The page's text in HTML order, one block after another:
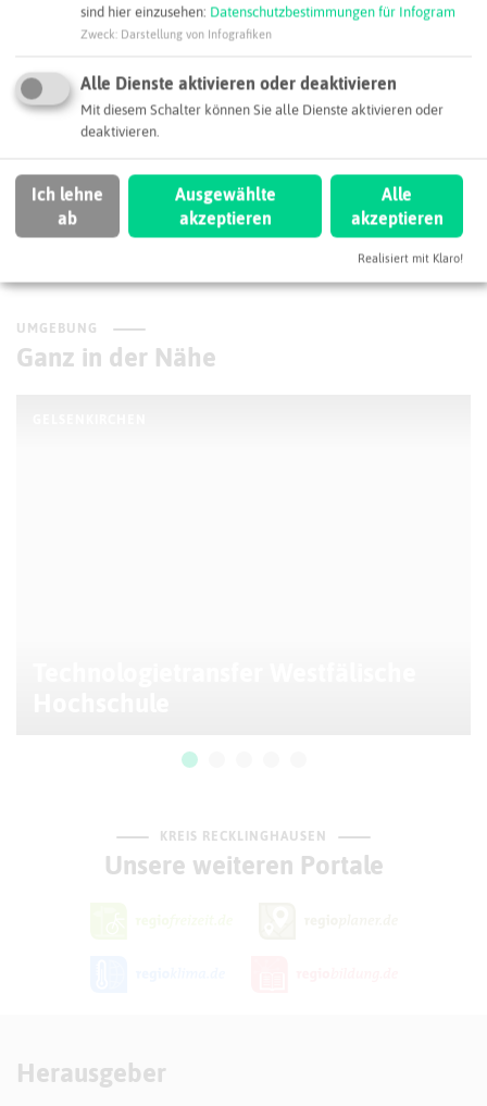
Webseite
SCHLAGWORTE
So ordnen wir dieses Unternehmen ein
BioIndustry e.V. Regiochemie
Gelsenkirchen
UMGEBUNG
Ganz in der Nähe
KREIS RECKLINGHAUSEN
Unsere weiteren Portale
Herausgeber
sind hier einzusehen: Datenschutzbestimmungen für Infogram
Zweck Darstellung von Infografiken
Alle Dienste aktivieren oder deaktivieren
Mit diesem Schalter können Sie alle Dienste aktivieren oder
deaktivieren.
Ich lehne
ab
Ausgewählte
akzeptieren
Alle
akzeptieren
Realisiert mit Klaro!